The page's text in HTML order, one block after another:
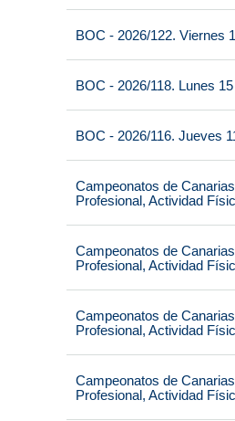
BOC - 2026/122. Viernes
BOC - 2026/118. Lunes
BOC - 2026/116. Jueves
Campeonatos de
Profesional, Actividad
Campeonatos de
Profesional, Actividad
Campeonatos de
Profesional, Actividad
Campeonatos de
Profesional, Actividad